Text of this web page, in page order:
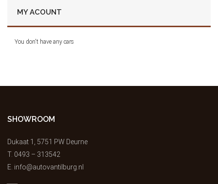
MY ACOUNT
You don't have any cars
SHOWROOM
Dukaat 1, 5751 PW Deurne
T. 0493 – 313542
E. info@autovantilburg.nl